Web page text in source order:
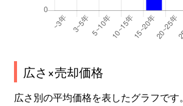
広さ×売却価格
広さ別の平均価格を表したグラフです。